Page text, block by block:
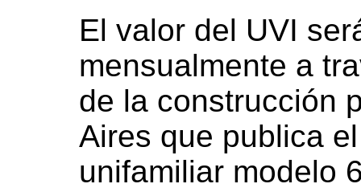
El valor del UVI
mensualmente a
de la construcción
Aires que publica
unifamiliar modelo